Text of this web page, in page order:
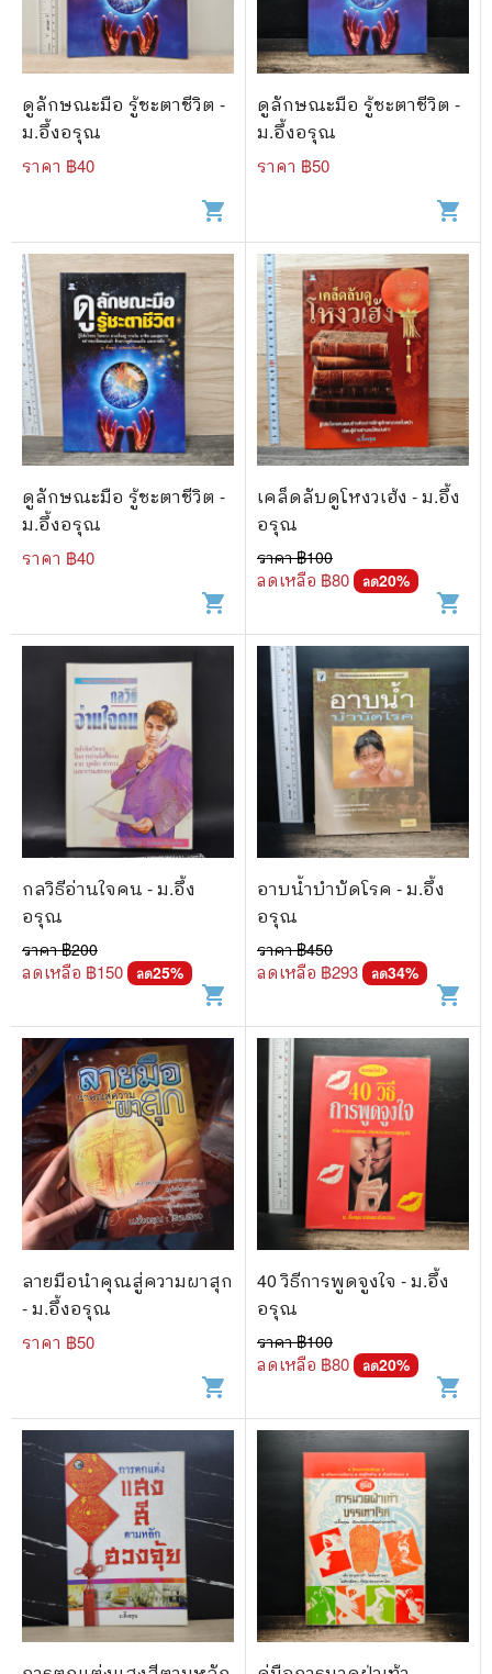
ดูลักษณะมือ รู้ชะตาชีวิต -
ม.อึ้งอรุณ
ราคา ฿40
shopping_cart
ดูลักษณะมือ รู้ชะตาชีวิต -
ม.อึ้งอรุณ
ราคา ฿50
shopping_cart
ดูลักษณะมือ รู้ชะตาชีวิต -
ม.อึ้งอรุณ
ราคา ฿40
shopping_cart
เคล็ดลับดูโหงวเฮ้ง - ม.อึ้ง
อรุณ
ราคา ฿100
ลดเหลือ ฿80 ลด20%
shopping_cart
กลวิธีอ่านใจคน - ม.อึ้ง
อรุณ
ราคา ฿200
ลดเหลือ ฿150 ลด25%
shopping_cart
อาบน้ำบำบัดโรค - ม.อึ้ง
อรุณ
ราคา ฿450
ลดเหลือ ฿293 ลด34%
shopping_cart
ลายมือนำคุณสู่ความผาสุก
- ม.อึ้งอรุณ
ราคา ฿50
shopping_cart
40 วิธีการพูดจูงใจ - ม.อึ้ง
อรุณ
ราคา ฿100
ลดเหลือ ฿80 ลด20%
shopping_cart